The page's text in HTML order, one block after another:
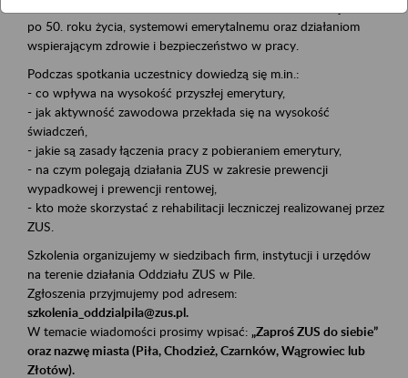
po 50. roku życia, systemowi emerytalnemu oraz działaniom
wspierającym zdrowie i bezpieczeństwo w pracy.
Podczas spotkania uczestnicy dowiedzą się m.in.:
- co wpływa na wysokość przyszłej emerytury,
- jak aktywność zawodowa przekłada się na wysokość
świadczeń,
- jakie są zasady łączenia pracy z pobieraniem emerytury,
- na czym polegają działania ZUS w zakresie prewencji
wypadkowej i prewencji rentowej,
- kto może skorzystać z rehabilitacji leczniczej realizowanej przez
ZUS.
Szkolenia organizujemy w siedzibach firm, instytucji i urzędów
na terenie działania Oddziału ZUS w Pile.
Zgłoszenia przyjmujemy pod adresem:
szkolenia_oddzialpila@zus.pl.
W temacie wiadomości prosimy wpisać: „Zaproś ZUS do siebie”
oraz nazwę miasta (Piła, Chodzież, Czarnków, Wągrowiec lub
Złotów).